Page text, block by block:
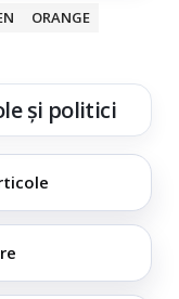
ORANGE
și politici